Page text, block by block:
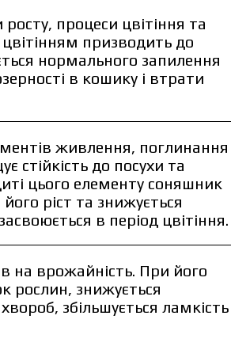
процеси цвітіння та
призводить до
нормального запилення
в кошику і втрати
живлення, поглинання
стійкість до посухи та
цього елементу соняшник
ріст та знижується
в період цвітіння.
на врожайність. При його
рослин, знижується
збільшується ламкість